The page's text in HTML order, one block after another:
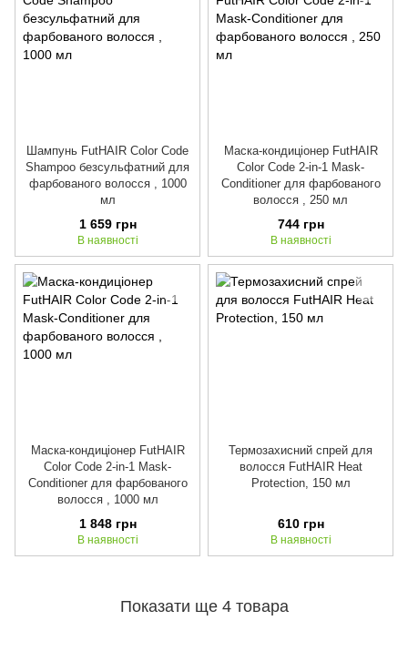
Шампунь FutHAIR Color Code
Shampoo безсульфатний для
фарбованого волосся , 1000
мл
1 659 грн
В наявності
Маска-кондиціонер FutHAIR
Color Code 2-in-1 Mask-
Conditioner для фарбованого
волосся , 250 мл
744 грн
В наявності
Маска-кондиціонер FutHAIR
Color Code 2-in-1 Mask-
Conditioner для фарбованого
волосся , 1000 мл
1 848 грн
В наявності
Термозахисний спрей для
волосся FutHAIR Heat
Protection, 150 мл
610 грн
В наявності
Показати ще 4 товара